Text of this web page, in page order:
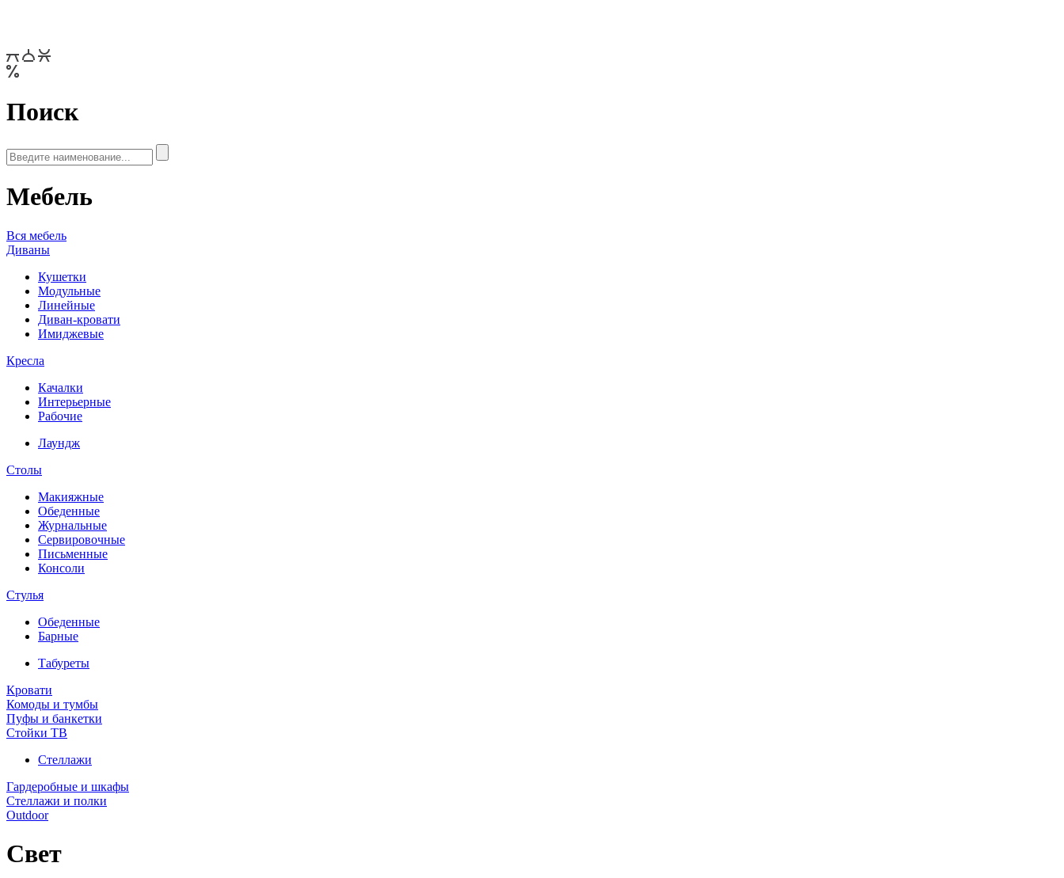
Поиск
Мебель
Вся мебель
Диваны
Кушетки
Модульные
Линейные
Диван-кровати
Имиджевые
Кресла
Качалки
Интерьерные
Рабочие
Лаундж
Столы
Макияжные
Обеденные
Журнальные
Сервировочные
Письменные
Консоли
Стулья
Обеденные
Барные
Табуреты
Кровати
Комоды и тумбы
Пуфы и банкетки
Стойки ТВ
Стеллажи
Гардеробные и шкафы
Стеллажи и полки
Outdoor
Свет